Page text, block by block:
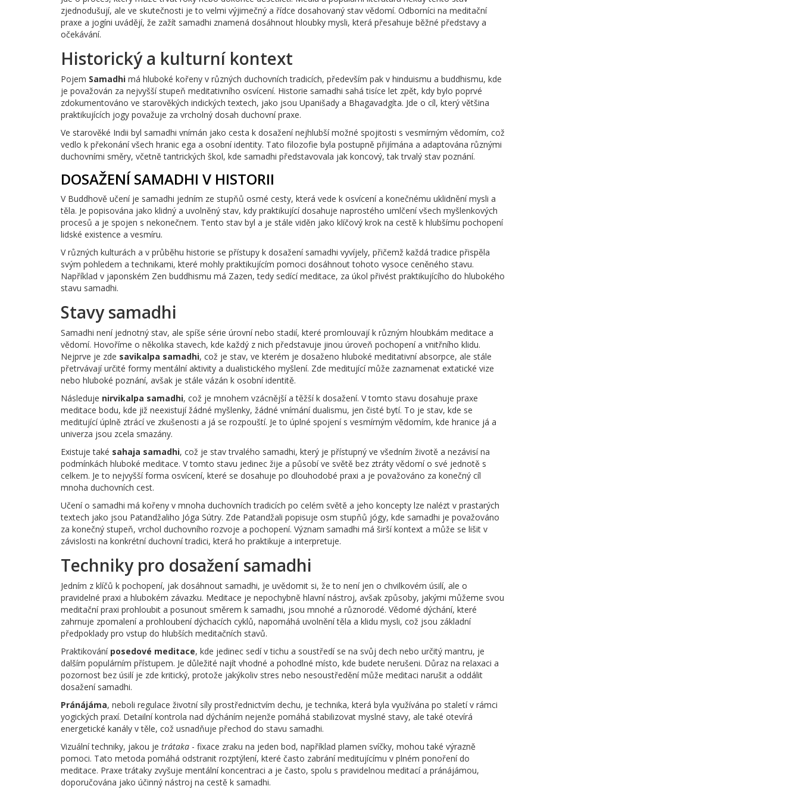
zjednodušují, ale ve skutečnosti je to velmi výjimečný a řídce dosahovaný stav vědomí. Odborníci na meditační
praxe a jogíni uvádějí, že zažít samadhi znamená dosáhnout hloubky mysli, která přesahuje běžné představy a
očekávání.
Historický a kulturní kontext
Pojem Samadhi má hluboké kořeny v různých duchovních tradicích, především pak v hinduismu a buddhismu, kde
je považován za nejvyšší stupeň meditativního osvícení. Historie samadhi sahá tisíce let zpět, kdy bylo poprvé
zdokumentováno ve starověkých indických textech, jako jsou Upanišady a Bhagavadgíta. Jde o cíl, který většina
praktikujících jogy považuje za vrcholný dosah duchovní praxe.
Ve starověké Indii byl samadhi vnímán jako cesta k dosažení nejhlubší možné spojitosti s vesmírným vědomím, což
vedlo k překonání všech hranic ega a osobní identity. Tato filozofie byla postupně přijímána a adaptována různými
duchovními směry, včetně tantrických škol, kde samadhi představovala jak koncový, tak trvalý stav poznání.
DOSAŽENÍ SAMADHI V HISTORII
V Buddhově učení je samadhi jedním ze stupňů osmé cesty, která vede k osvícení a konečnému uklidnění mysli a
těla. Je popisována jako klidný a uvolněný stav, kdy praktikující dosahuje naprostého umlčení všech myšlenkových
procesů a je spojen s nekonečnem. Tento stav byl a je stále viděn jako klíčový krok na cestě k hlubšímu pochopení
lidské existence a vesmíru.
V různých kulturách a v průběhu historie se přístupy k dosažení samadhi vyvíjely, přičemž každá tradice přispěla
svým pohledem a technikami, které mohly praktikujícím pomoci dosáhnout tohoto vysoce ceněného stavu.
Například v japonském Zen buddhismu má Zazen, tedy sedící meditace, za úkol přivést praktikujícího do hlubokého
stavu samadhi.
Stavy samadhi
Samadhi není jednotný stav, ale spíše série úrovní nebo stadií, které promlouvají k různým hloubkám meditace a
vědomí. Hovoříme o několika stavech, kde každý z nich představuje jinou úroveň pochopení a vnitřního klidu.
Nejprve je zde savikalpa samadhi, což je stav, ve kterém je dosaženo hluboké meditativní absorpce, ale stále
přetrvávají určité formy mentální aktivity a dualistického myšlení. Zde meditující může zaznamenat extatické vize
nebo hluboké poznání, avšak je stále vázán k osobní identitě.
Následuje nirvikalpa samadhi, což je mnohem vzácnější a těžší k dosažení. V tomto stavu dosahuje praxe
meditace bodu, kde již neexistují žádné myšlenky, žádné vnímání dualismu, jen čisté bytí. To je stav, kde se
meditující úplně ztrácí ve zkušenosti a já se rozpouští. Je to úplné spojení s vesmírným vědomím, kde hranice já a
univerza jsou zcela smazány.
Existuje také sahaja samadhi, což je stav trvalého samadhi, který je přístupný ve všedním životě a nezávisí na
podmínkách hluboké meditace. V tomto stavu jedinec žije a působí ve světě bez ztráty vědomí o své jednotě s
celkem. Je to nejvyšší forma osvícení, které se dosahuje po dlouhodobé praxi a je považováno za konečný cíl
mnoha duchovních cest.
Učení o samadhi má kořeny v mnoha duchovních tradicích po celém světě a jeho koncepty lze nalézt v prastarých
textech jako jsou Patandžaliho Jóga Sútry. Zde Patandžali popisuje osm stupňů jógy, kde samadhi je považováno
za konečný stupeň, vrchol duchovního rozvoje a pochopení. Význam samadhi má širší kontext a může se lišit v
závislosti na konkrétní duchovní tradici, která ho praktikuje a interpretuje.
Techniky pro dosažení samadhi
Jedním z klíčů k pochopení, jak dosáhnout samadhi, je uvědomit si, že to není jen o chvilkovém úsilí, ale o
pravidelné praxi a hlubokém závazku. Meditace je nepochybně hlavní nástroj, avšak způsoby, jakými můžeme svou
meditační praxi prohloubit a posunout směrem k samadhi, jsou mnohé a různorodé. Vědomé dýchání, které
zahrnuje zpomalení a prohloubení dýchacích cyklů, napomáhá uvolnění těla a klidu mysli, což jsou základní
předpoklady pro vstup do hlubších meditačních stavů.
Praktikování posedové meditace, kde jedinec sedí v tichu a soustředí se na svůj dech nebo určitý mantru, je
dalším populárním přístupem. Je důležité najít vhodné a pohodlné místo, kde budete nerušeni. Důraz na relaxaci a
pozornost bez úsilí je zde kritický, protože jakýkoliv stres nebo nesoustředění může meditaci narušit a oddálit
dosažení samadhi.
Pránájáma, neboli regulace životní síly prostřednictvím dechu, je technika, která byla využívána po staletí v rámci
yogických praxí. Detailní kontrola nad dýcháním nejenže pomáhá stabilizovat myslné stavy, ale také otevírá
energetické kanály v těle, což usnadňuje přechod do stavu samadhi.
Vizuální techniky, jakou je trátaka - fixace zraku na jeden bod, například plamen svíčky, mohou také výrazně
pomoci. Tato metoda pomáhá odstranit rozptýlení, které často zabrání meditujícímu v plném ponoření do
meditace. Praxe trátaky zvyšuje mentální koncentraci a je často, spolu s pravidelnou meditací a pránájámou,
doporučována jako účinný nástroj na cestě k samadhi.